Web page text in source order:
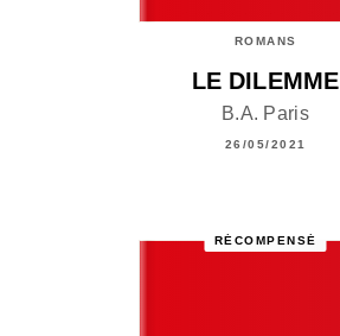
ROMANS
LE DILEMME
B.A. Paris
26/05/2021
RÉCOMPENSÉ